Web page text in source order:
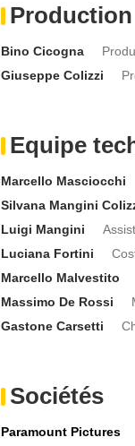
Production
Bino Cicogna
Giuseppe Colizzi
Equipe
Marcello Masciocchi
Silvana Mangini
Luigi Mangini
Luciana Fortini
Marcello Malvestito
Massimo De Rossi
Gastone Carsetti
Sociétés
Paramount Pictures